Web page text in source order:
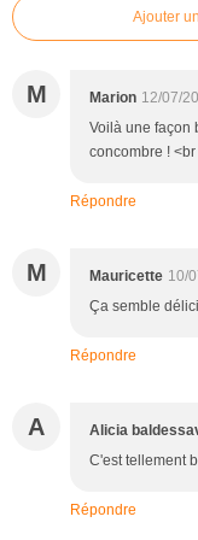
Ajouter
M Marion 12/07/
Voilà une façon
concombre !
Répondre
M Mauricette 10/
Ça semble
Répondre
A Alicia
C'est tellement
Répondre